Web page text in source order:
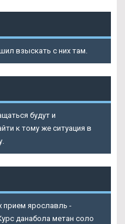
взыскать с них там.
будут и
к тому же ситуация в
прием ярославль -
данабола метан соло